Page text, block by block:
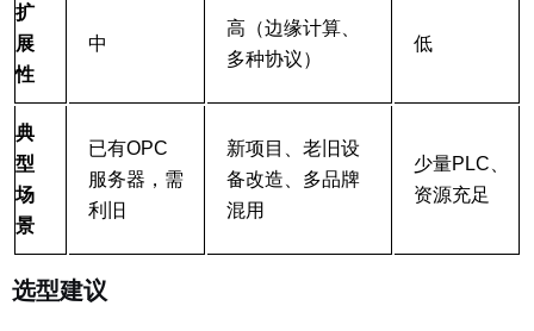
扩
展
性
中
高（边缘计算、
多种协议）
低
典
型
场
景
已有OPC
服务器，需
利旧
新项目、老旧设
备改造、多品牌
混用
少量PLC、
资源充足
选型建议